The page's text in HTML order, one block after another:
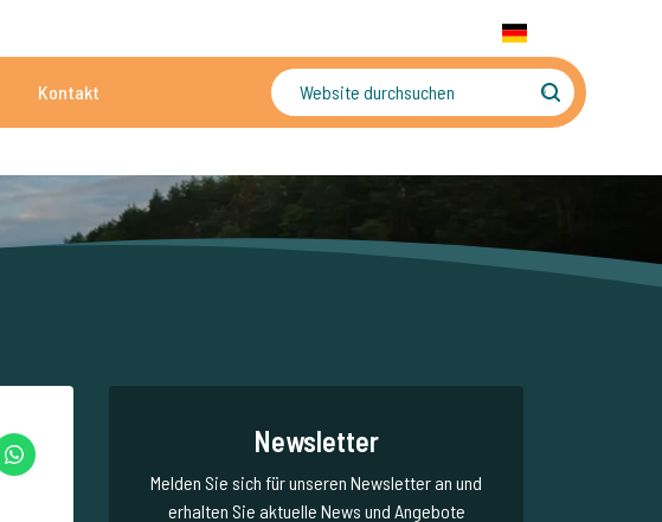
Kontakt
Newsletter
Melden Sie sich für unseren Newsletter an und
erhalten Sie aktuelle News und Angebote